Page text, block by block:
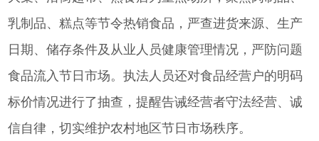
乳制品、糕点等节令热销食品，严查进货来源、生产
日期、储存条件及从业人员健康管理情况，严防问题
食品流入节日市场。执法人员还对食品经营户的明码
标价情况进行了抽查，提醒告诫经营者守法经营、诚
信自律，切实维护农村地区节日市场秩序。